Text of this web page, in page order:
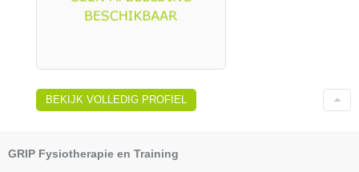
BEKIJK VOLLEDIG PROFIEL
GRIP Fysiotherapie en Training